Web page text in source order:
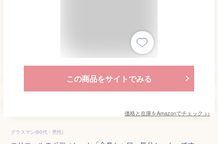
この商品をサイトでみる
価格と在庫をAmazonでチェック >>
グラスマン(60代・男性)